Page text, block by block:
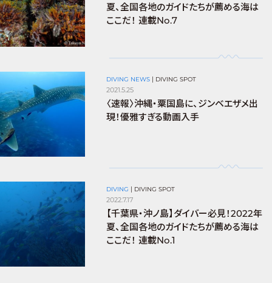
夏、全国各地のガイドたちが薦める海は
ここだ！ 連載No.7
DIVING NEWS | DIVING SPOT
2021.5.25
〈速報〉沖縄・粟国島に、ジンベエザメ出
現！優雅すぎる動画入手
DIVING | DIVING SPOT
2022.7.17
【千葉県・沖ノ島】ダイバー必見！2022年
夏、全国各地のガイドたちが薦める海は
ここだ！ 連載No.1